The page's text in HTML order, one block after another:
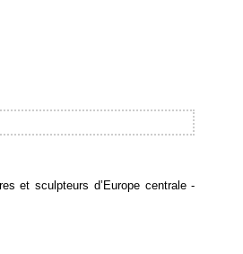
et sculpteurs d’Europe centrale -